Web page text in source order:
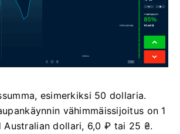
esimerkiksi 50 dollaria.
vähimmäissijoitus on 1
Australian dollari, 6,0 ₽ tai 25 ₴.